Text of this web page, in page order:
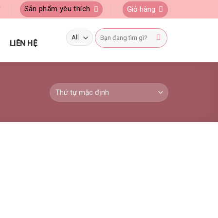
Sản phẩm yêu thích Giỏ hàng
LIÊN HỆ
Tìm
kiếm: